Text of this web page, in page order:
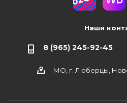
Наши
8 (965) 245-92-45
МО, г. Люберцы,